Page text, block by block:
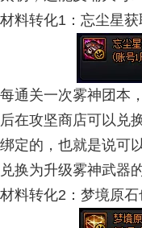
材料转化1：忘尘星
每通关一次雾神团本
后在攻坚商店可以兑
绑定的，也就是说可
兑换为升级雾神武器
材料转化2：梦境原